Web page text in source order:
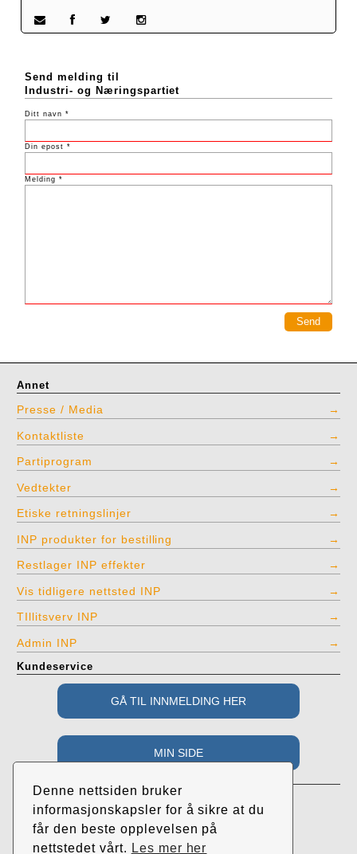
Denne nettsiden bruker
informasjonskapsler for å sikre at du
får den beste opplevelsen på
nettstedet vårt. Les mer her
Send melding til
Industri- og Næringspartiet
Ditt navn *
Din epost *
Melding *
Annet
Presse / Media
Kontaktliste
Partiprogram
Vedtekter
Etiske retningslinjer
INP produkter for bestilling
Restlager INP effekter
Vis tidligere nettsted INP
TIllitsverv INP
Admin INP
Kundeservice
c/o Roar Randeberg
Øvrehusvegen 38
4064 Tjelta